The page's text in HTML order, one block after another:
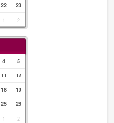
22
23
1 2
4
5
11
12
18
19
25
26
1 2